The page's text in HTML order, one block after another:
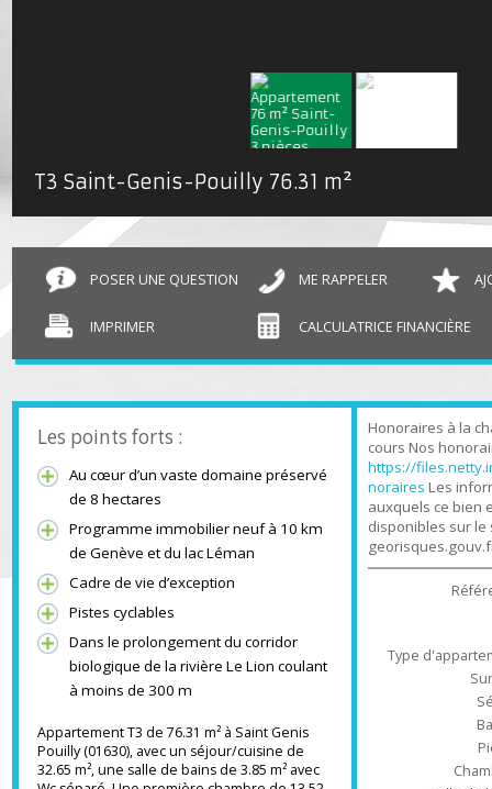
T3 Saint-Genis-Pouilly76.31 m²
POSER UNE QUESTION ME RAPPELER
Les points forts :
Au cœur d’un vaste domaine préservé
de 8 hectares
Programme immobilier neuf à 10 km
de Genève et du lac Léman
Cadre de vie d’exception
Pistes cyclables
biologique de la rivière Le Lion coulant
à moins de 300 m
Honoraires à
cours Nos
https://
noraires Les
auxquels ce
disponibles
Type